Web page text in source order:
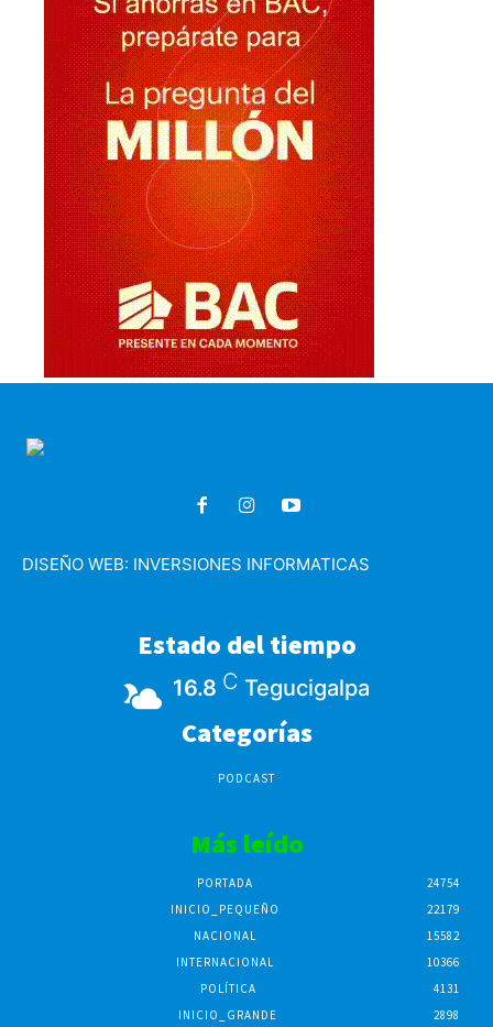
DISEÑO WEB: INVERSIONES INFORMATICAS
Estado del tiempo
16.8 C Tegucigalpa
Categorías
PODCAST
Más leído
PORTADA
24754
INICIO_PEQUEÑO
22179
NACIONAL
15582
INTERNACIONAL
10366
POLÍTICA
4131
INICIO_GRANDE
2898